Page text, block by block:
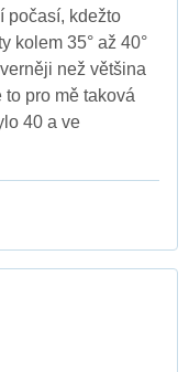
počasí, kdežto
kolem 35° až 40°
než většina
pro mě taková
40 a ve